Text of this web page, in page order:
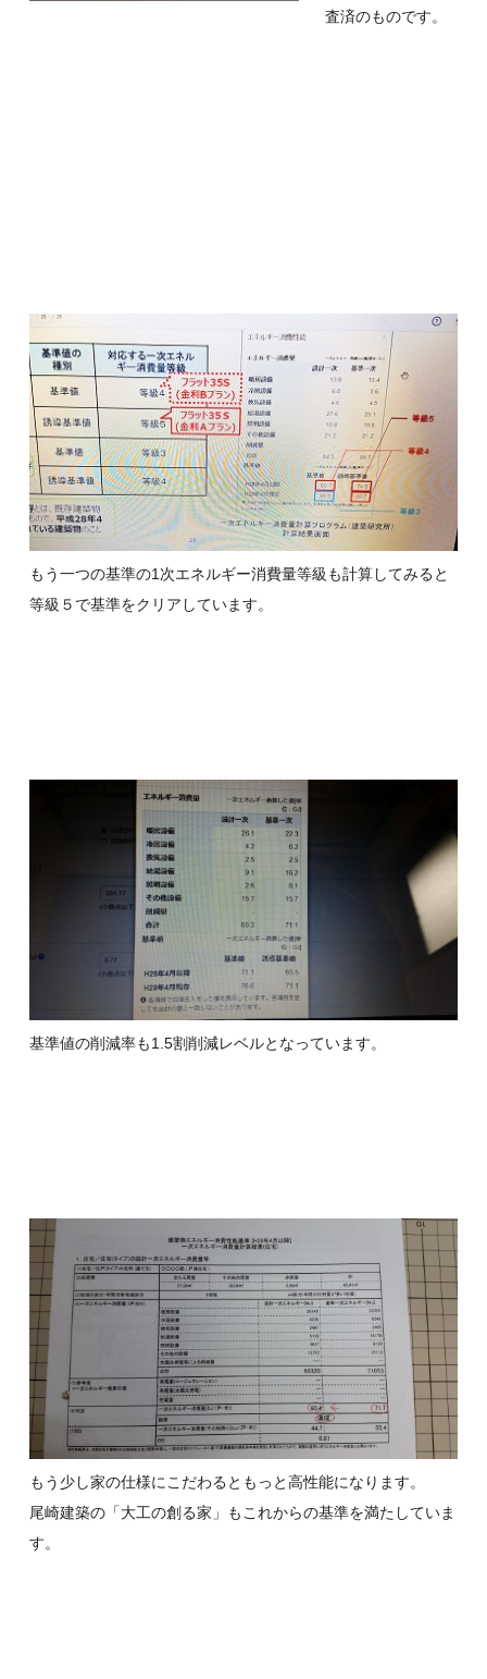
査済のものです。
もう一つの基準の1次エネルギー消費量等級も計算してみると
等級５で基準をクリアしています。
基準値の削減率も1.5割削減レベルとなっています。
もう少し家の仕様にこだわるともっと高性能になります。
尾崎建築の「大工の創る家」もこれからの基準を満たしていま
す。